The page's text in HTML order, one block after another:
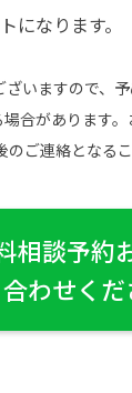
になります。
いますので、予
があります
ご連絡となる
相談予約
合わせくだ